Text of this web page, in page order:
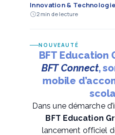
Innovation & Technologie
2 min de lecture
NOUVEAUTÉ
BFT Education
BFT Connect,
mobile
Dans une démarche
BFT Education
lancement officiel